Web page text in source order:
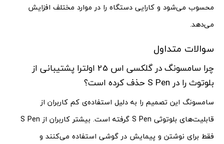
محسوب می‌شود و کارایی دستگاه را در موارد مختلف افزایش
می‌دهد.
سوالات متداول
چرا سامسونگ در گلکسی اس 25 اولترا پشتیبانی از
بلوتوث را در S Pen حذف کرده است؟
سامسونگ این تصمیم را به دلیل استفاده‌ی کم کاربران از
قابلیت‌های بلوتوثی S Pen گرفته است. بیشتر کاربران از S Pen
فقط برای نوشتن و پیمایش در گوشی استفاده می‌کنند و